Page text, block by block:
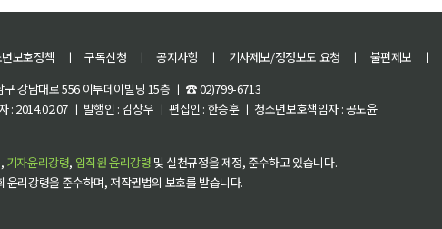
보호정책 ㅣ 구독신청 ㅣ 공지사항 ㅣ 기사제보/정정보도 요청 ㅣ 불편제보 ㅣ
강남대로 556 이투데이빌딩 15층 ㅣ ☎ 02)799-6713
2014.02.07 ㅣ 발행인 : 김상우 ㅣ 편집인 : 한승훈 ㅣ 청소년보호책임자 : 공도윤
, 기자윤리강령, 임직원 윤리강령 및 실천규정을 제정, 준수하고 있습니다.
리강령을 준수하며, 저작권법의 보호를 받습니다.